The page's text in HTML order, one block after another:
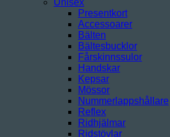
Unisex
Presentkort
Accessoarer
Bälten
Bältesbucklor
Fårskinnssulor
Handskar
Kepsar
Mössor
Nummerlappshållare
Reflex
Ridhjälmar
Ridstövlar